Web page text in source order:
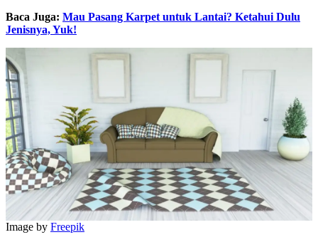
Baca Juga: Mau Pasang Karpet untuk Lantai? Ketahui Dulu
Jenisnya, Yuk!
Image by Freepik